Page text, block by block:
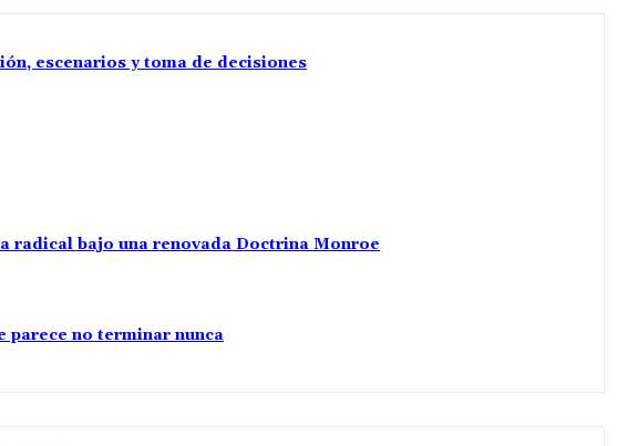
escenarios y toma de decisiones
radical bajo una renovada Doctrina Monroe
parece no terminar nunca